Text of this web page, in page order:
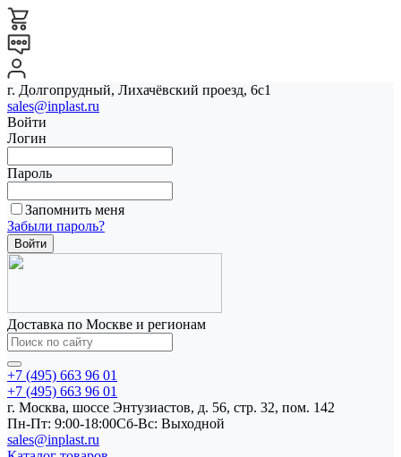
г. Долгопрудный, Лихачёвский проезд, 6с1
sales@inplast.ru
Войти
Логин
Пароль
Запомнить меня
Забыли пароль?
Доставка по Москве и регионам
+7 (495) 663 96 01
+7 (495) 663 96 01
г. Москва, шоссе Энтузиастов, д. 56, стр. 32, пом. 142
Пн-Пт: 9:00-18:00Cб-Вс: Выходной
sales@inplast.ru